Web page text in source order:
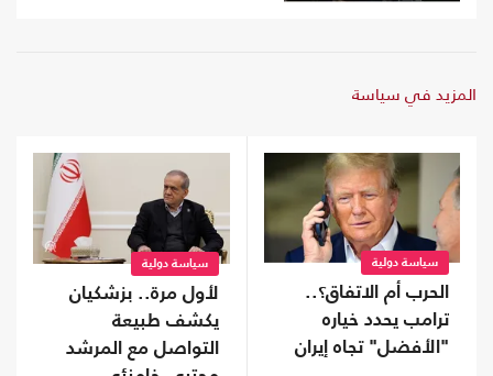
المزيد في سياسة
سياسة دولية
الحرب أم الاتفاق؟..
ترامب يحدد خياره
"الأفضل" تجاه إيران
سياسة دولية
لأول مرة.. بزشكيان
يكشف طبيعة
التواصل مع المرشد